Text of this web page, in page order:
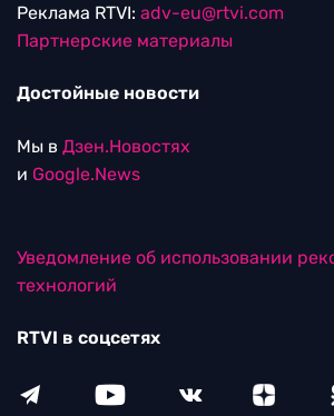
Реклама RTVI: adv-eu@rtvi.com
Партнерские материалы
Достойные новости
Мы в Дзен.Новостях
и Google.News
Уведомление об использовании
технологий
RTVI в соцсетях